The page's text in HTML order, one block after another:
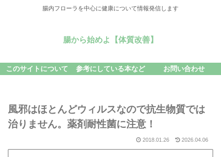
腸内フローラを中心に健康について情報発信します
腸から始めよ【体質改善】
このサイトについて 参考にしている本など お問い合わせ
風邪はほとんどウィルスなので抗生物質では
治りません。薬剤耐性菌に注意！
2018.01.26 2026.04.06